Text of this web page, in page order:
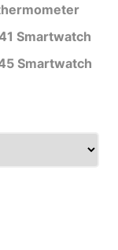
Smartwatch
Smartwatch